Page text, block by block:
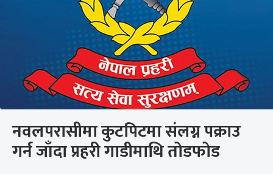
नवलपरासीमा कुटपिटमा संलग्न पक्राउ
गर्न जाँदा प्रहरी गाडीमाथि तोडफोड